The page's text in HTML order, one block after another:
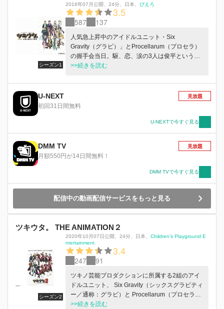
シーズン1
2016年07月公開 24分 日本 ぴえろ
3.5
587 137
人気急上昇中のアイドルユニット・Six
Gravity（グラビ）」とProcellarum（プロセラ）
の握手会当日。駆、恋、涙の3人は俊平という小
学生と出会う。カゼをひいた駆ファンの姉に変わ
知らなかったのだが…。
>>続きを読む
U-NEXT
初回31日間無料
見放題
U-NEXTで今すぐ見る
DMM TV
月額550円が14日間無料！
見放題
DMM TVで今すぐ見る
配信中の動画配信サービスをもっと見る
ツキウタ。 THE ANIMATION２
シーズン2
2020年10月07日公開 24分 日本
Children’s Playground E
ntertainment
3.4
247 91
ツキノ芸能プロダクションに所属する2組のアイ
ドルユニット、 Six Gravity（シックスグラビティ
ー／通称：グラビ）と Procellarum（プロセラル
ム／通称：プロセラ）はライバルにして兄弟ユニ
>>続きを読む